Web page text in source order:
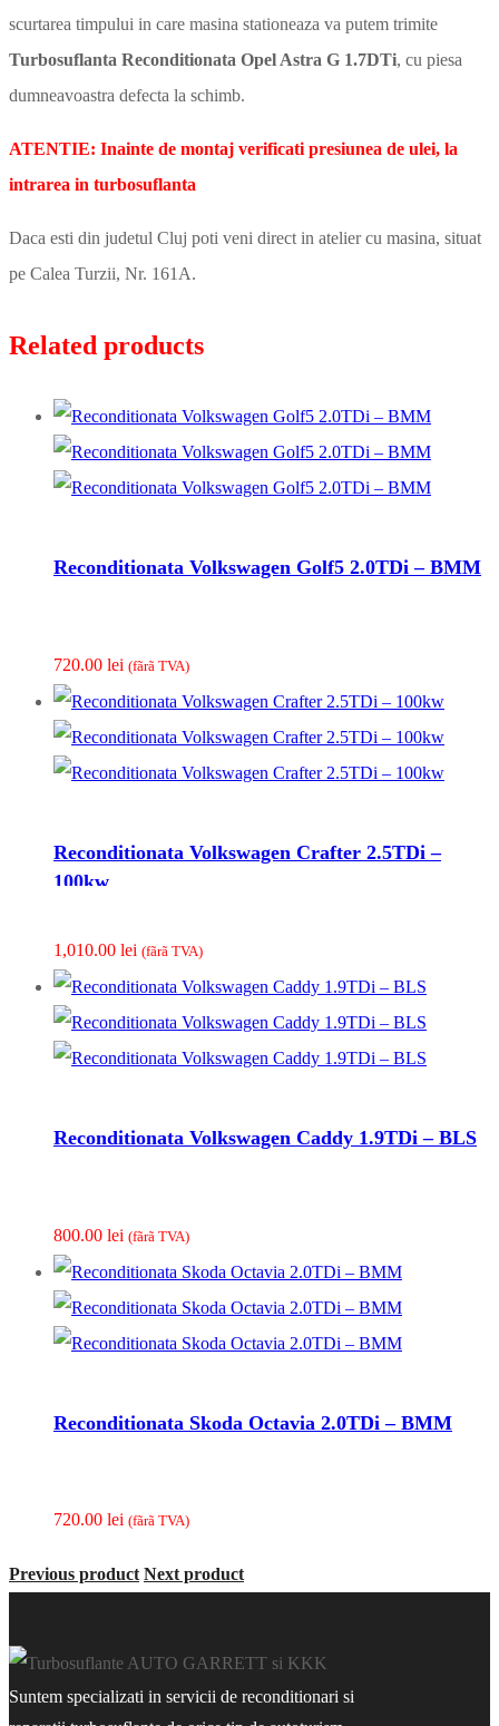
scurtarea timpului in care masina stationeaza va putem trimite
Turbosuflanta Reconditionata Opel Astra G 1.7DTi, cu piesa
dumneavoastra defecta la schimb.
ATENTIE: Inainte de montaj verificati presiunea de ulei, la
intrarea in turbosuflanta
Daca esti din judetul Cluj poti veni direct in atelier cu masina, situat
pe Calea Turzii, Nr. 161A.
Related products
Reconditionata Volkswagen Golf5 2.0TDi – BMM
720.00 lei (fãrã TVA)
Reconditionata Volkswagen Crafter 2.5TDi –
100kw
1,010.00 lei (fãrã TVA)
Reconditionata Volkswagen Caddy 1.9TDi – BLS
800.00 lei (fãrã TVA)
Reconditionata Skoda Octavia 2.0TDi – BMM
720.00 lei (fãrã TVA)
Previous product Next product
Suntem specializati in servicii de reconditionari si